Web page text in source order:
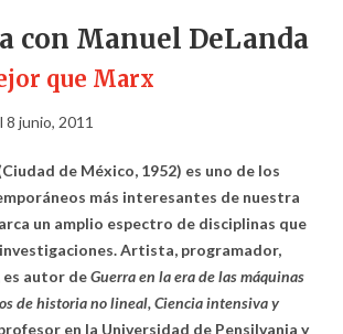
con Manuel DeLanda
que Marx
8 junio, 2011
de México, 1952) es uno de los
más interesantes de nuestra
un amplio espectro de disciplinas que
investigaciones. Artista, programador,
autor deGuerra en la era de las máquinas
de historia no lineal, Ciencia intensiva y
en la Universidad de Pensilvania y